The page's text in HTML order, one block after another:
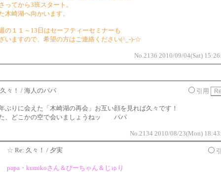
ってから3班スタート。
木崎湖へ向かいます。
の１１～13日はセーフティーセミナーも
いますので、希望の方はご連絡ください(^_-)-☆
No.2136 2010/09/04(Sat)
久々！ / 海人のパパ 引用
ぶりに会えた「木崎湖の再会」お互い顔を見れば久々です！
、どこかの空で会いましょうねッ パパ
No.2134 2010/08/23(Mon)
☆ Re: 久々！ / 夕実
papa・kumikoさん＆ぴーちゃん＆じゅり